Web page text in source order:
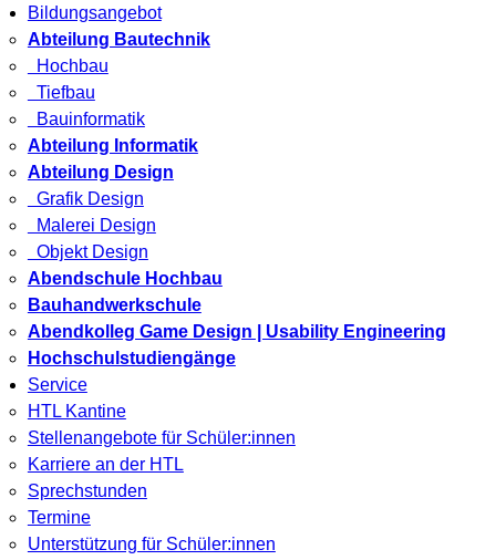
Bildungsangebot
Abteilung Bautechnik
Hochbau
Tiefbau
Bauinformatik
Abteilung Informatik
Abteilung Design
Grafik Design
Malerei Design
Objekt Design
Abendschule Hochbau
Bauhandwerkschule
Abendkolleg Game Design | Usability Engineering
Hochschulstudiengänge
Service
HTL Kantine
Stellenangebote für Schüler:innen
Karriere an der HTL
Sprechstunden
Termine
Unterstützung für Schüler:innen